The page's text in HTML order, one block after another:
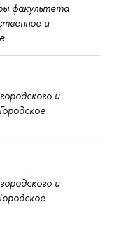
факультета
и
и
и